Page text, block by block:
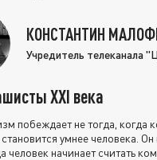
КОНСТАНТИН
Учредитель телеканала
XXI века
побеждает не тогда, когда
умнее человека.
человек начинает считать